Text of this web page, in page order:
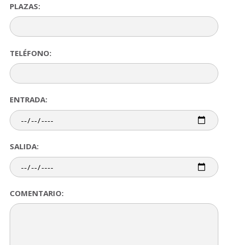
PLAZAS:
TELÉFONO:
ENTRADA:
SALIDA:
COMENTARIO: